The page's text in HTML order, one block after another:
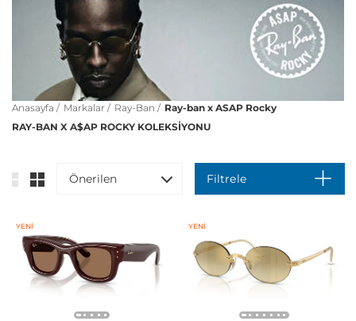
Anasayfa / Markalar / Ray-Ban / Ray-ban x ASAP Rocky
RAY-BAN X A$AP ROCKY KOLEKSIYONU
Önerilen Filtrele
YENI YENI